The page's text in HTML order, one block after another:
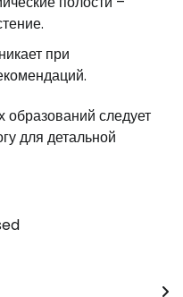
при
следует
для детальной